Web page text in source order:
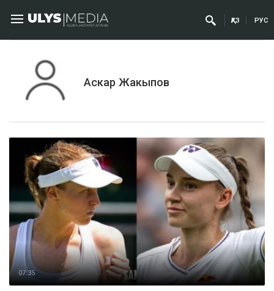
ҚАЗ РУС
Аскар Жакыпов
07:35